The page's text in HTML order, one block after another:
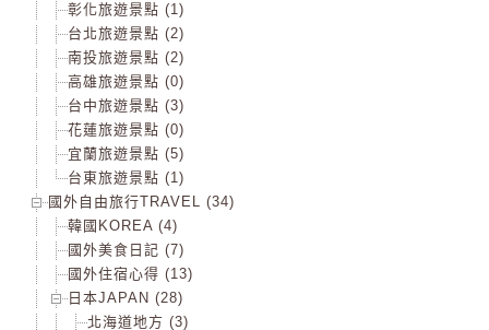
彰化旅遊景點 (1)
台北旅遊景點 (2)
南投旅遊景點 (2)
高雄旅遊景點 (0)
台中旅遊景點 (3)
花蓮旅遊景點 (0)
宜蘭旅遊景點 (5)
台東旅遊景點 (1)
國外自由旅行TRAVEL (34)
韓國KOREA (4)
國外美食日記 (7)
國外住宿心得 (13)
日本JAPAN (28)
北海道地方 (3)